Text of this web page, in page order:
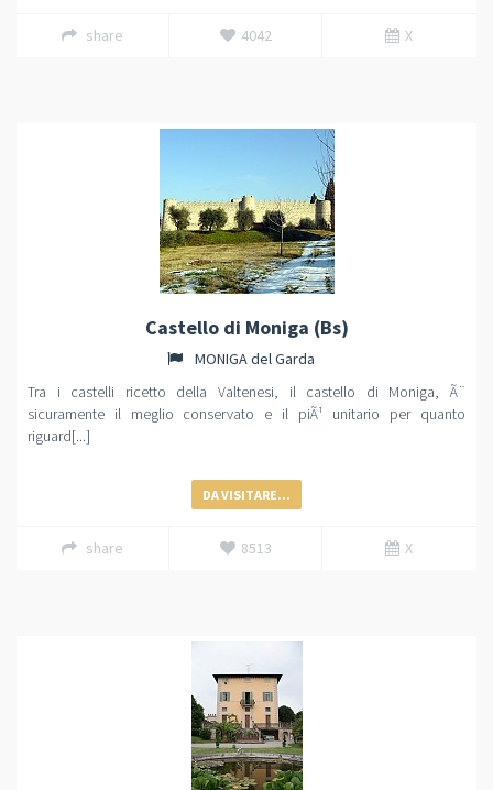
share 4042 X
Castello di Moniga (Bs)
MONIGA del Garda
Tra i castelli ricetto della Valtenesi, il castello di Moniga, Ã¨
sicuramente il meglio conservato e il piÃ¹ unitario per quanto
riguard[...]
DA VISITARE...
share 8513 X